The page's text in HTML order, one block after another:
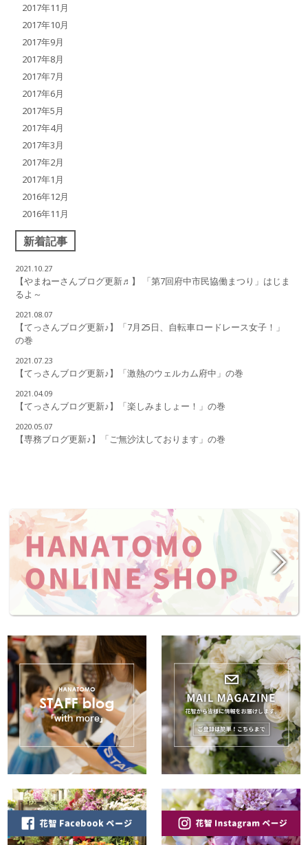
2017年11月
2017年10月
2017年9月
2017年8月
2017年7月
2017年6月
2017年5月
2017年4月
2017年3月
2017年2月
2017年1月
2016年12月
2016年11月
新着記事
2021.10.27
【やまねーさんブログ更新♬】 「第7回府中市民協働まつり」はじま
るよ～
2021.08.07
【てっさんブログ更新♪】「7月25日、自転車ロードレース女子！」
の巻
2021.07.23
【てっさんブログ更新♪】「激熱のウェルカム府中」の巻
2021.04.09
【てっさんブログ更新♪】「楽しみましょー！」の巻
2020.05.07
【専務ブログ更新♪】「ご無沙汰しております」の巻